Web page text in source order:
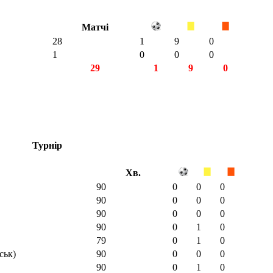
Матчі
28
1 9
0
1
0 0
0
29
1 9 0
Турнір
Хв.
90
0 0
0
90
0 0
0
90
0 0
0
90
0 1
0
79
0 1
0
90 0 0
0
90
0 1 0